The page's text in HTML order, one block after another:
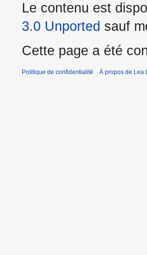
Le contenu est
3.0 Unported sauf
Cette page a été
Politique de confidentialité À propos de Lea